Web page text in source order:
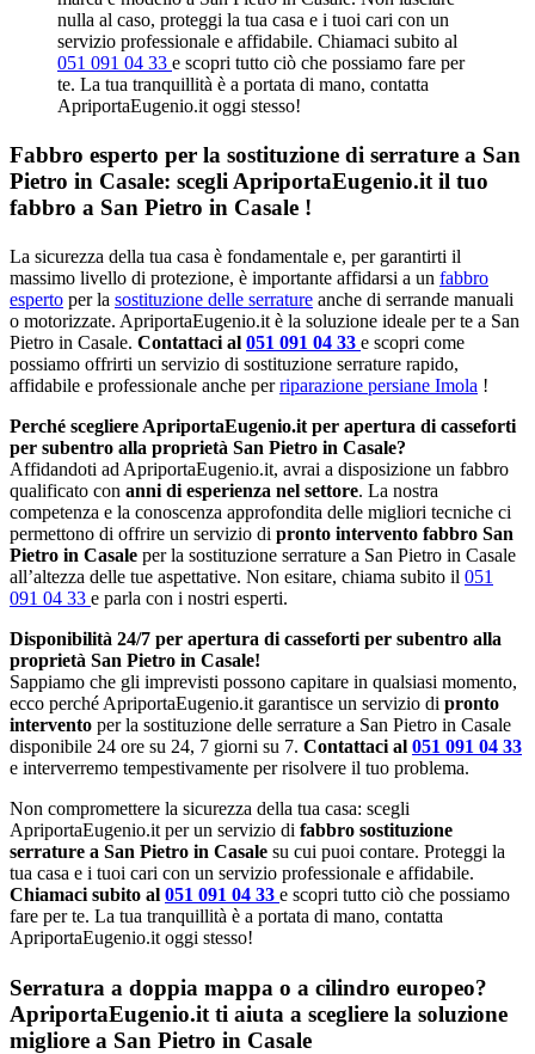
nulla al caso, proteggi la tua casa e i tuoi cari con un
servizio professionale e affidabile. Chiamaci subito al
051 091 04 33 e scopri tutto ciò che possiamo fare per
te. La tua tranquillità è a portata di mano, contatta
ApriportaEugenio.it oggi stesso!
Fabbro esperto per la sostituzione di serrature a San
Pietro in Casale: scegli ApriportaEugenio.it il tuo
fabbro a San Pietro in Casale !
La sicurezza della tua casa è fondamentale e, per garantirti il
massimo livello di protezione, è importante affidarsi a un fabbro
esperto per la sostituzione delle serrature anche di serrande manuali
o motorizzate. ApriportaEugenio.it è la soluzione ideale per te a San
Pietro in Casale. Contattaci al 051 091 04 33 e scopri come
possiamo offrirti un servizio di sostituzione serrature rapido,
affidabile e professionale anche perriparazione persiane Imola !
Perché scegliere ApriportaEugenio.it per apertura di casseforti
per subentro alla proprietà San Pietro in Casale?
Affidandoti ad ApriportaEugenio.it, avrai a disposizione un fabbro
qualificato con anni di esperienza nel settore. La nostra
competenza e la conoscenza approfondita delle migliori tecniche ci
permettono di offrire un servizio di pronto intervento fabbro San
Pietro in Casale per la sostituzione serrature a San Pietro in Casale
all’altezza delle tue aspettative. Non esitare, chiama subito il 051
091 04 33 e parla con i nostri esperti.
Disponibilità 24/7 per apertura di casseforti per subentro alla
proprietà San Pietro in Casale!
Sappiamo che gli imprevisti possono capitare in qualsiasi momento,
ecco perché ApriportaEugenio.it garantisce un servizio di pronto
intervento per la sostituzione delle serrature a San Pietro in Casale
disponibile 24 ore su 24, 7 giorni su 7. Contattaci al 051 091 04 33
e interverremo tempestivamente per risolvere il tuo problema.
Non compromettere la sicurezza della tua casa: scegli
ApriportaEugenio.it per un servizio di fabbro sostituzione
serrature a San Pietro in Casale su cui puoi contare. Proteggi la
tua casa e i tuoi cari con un servizio professionale e affidabile.
Chiamaci subito al 051 091 04 33 e scopri tutto ciò che possiamo
fare per te. La tua tranquillità è a portata di mano, contatta
ApriportaEugenio.it oggi stesso!
Serratura a doppia mappa o a cilindro europeo?
ApriportaEugenio.it ti aiuta a scegliere la soluzione
migliore a San Pietro in Casale